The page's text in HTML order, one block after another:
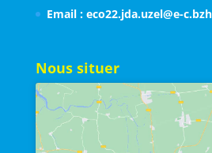
Email : eco22.jda.uzel@e-c.bzh
Nous situer